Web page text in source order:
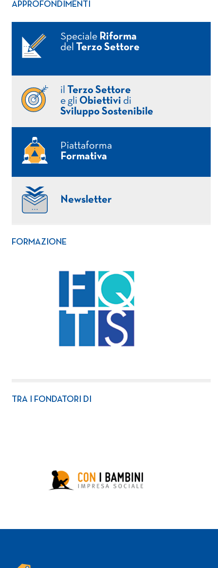
APPROFONDIMENTI
Speciale Riforma
del
Terzo Settore
il
Terzo Settore
e gli Obiettivi di
Sviluppo Sostenibile
Piattaforma
Formativa
Newsletter
FORMAZIONE
TRA I FONDATORI DI